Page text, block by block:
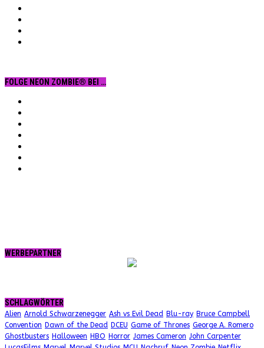
FOLGE NEON ZOMBIE® BEI …
WERBEPARTNER
SCHLAGWÖRTER
Alien Arnold Schwarzenegger Ash vs Evil Dead Blu-ray Bruce Campbell
Convention Dawn of the Dead DCEU Game of Thrones George A. Romero
Ghostbusters Halloween HBO Horror James Cameron John Carpenter